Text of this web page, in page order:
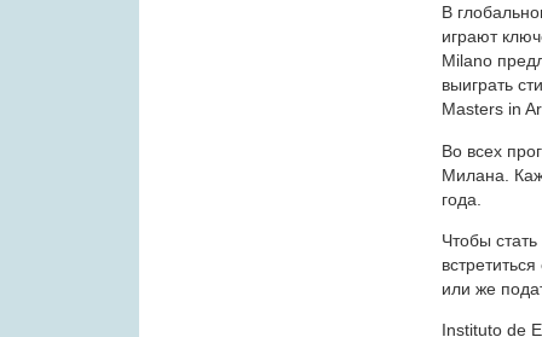
В
играют
Milano
выиграть
Masters in
Во всех
Милана.
года.
Чтобы
или же
Instituto de